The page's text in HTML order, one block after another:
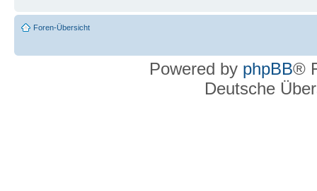
Foren-Übersicht
Powered by phpBB®
Deutsche